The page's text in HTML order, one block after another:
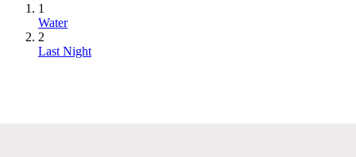
1
Water
2
Last Night